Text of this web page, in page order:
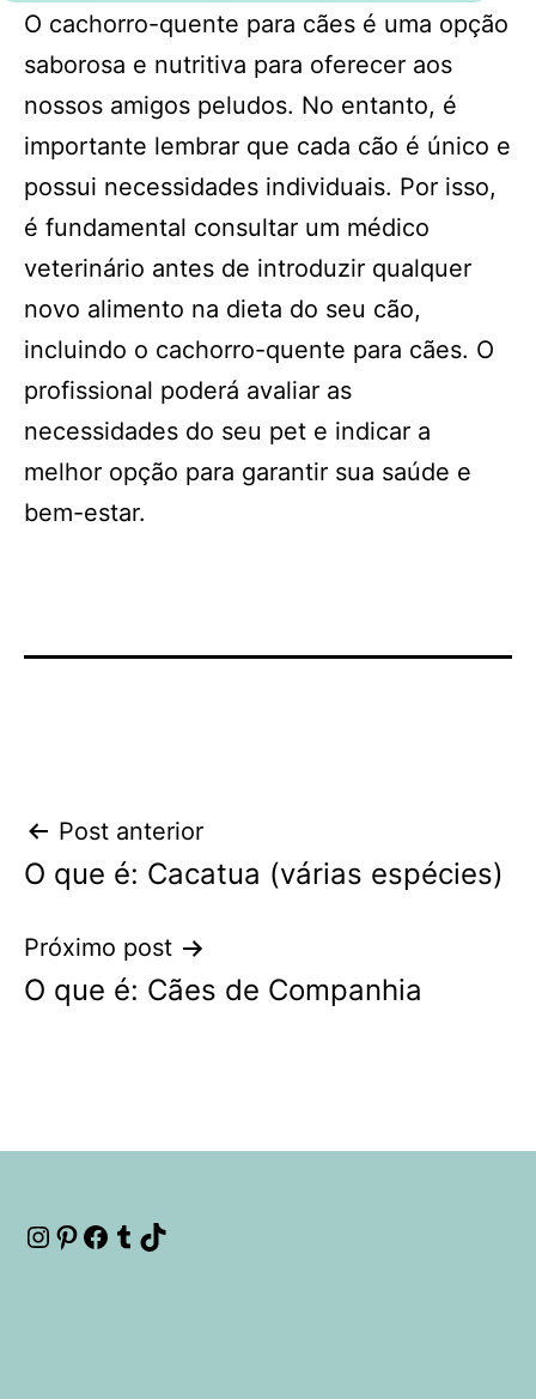
O cachorro-quente para cães é uma opção
saborosa e nutritiva para oferecer aos
nossos amigos peludos. No entanto, é
importante lembrar que cada cão é único e
possui necessidades individuais. Por isso,
é fundamental consultar um médico
veterinário antes de introduzir qualquer
novo alimento na dieta do seu cão,
incluindo o cachorro-quente para cães. O
profissional poderá avaliar as
necessidades do seu pet e indicar a
melhor opção para garantir sua saúde e
bem-estar.
Navegação
de
Post
Post anterior
O que é: Cacatua (várias espécies)
Próximo post
O que é: Cães de Companhia
Instagram
Pinterest
Facebook
Tumblr